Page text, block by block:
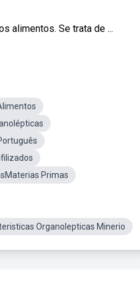
alimentos. Se trata de ...
Primas
Organolepticas Minerio